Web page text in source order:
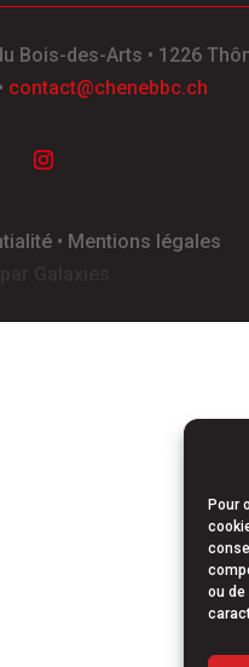
Pour
ou
Bois-des-Arts • 1226
• contact@chenebbc.ch
• Mentions légales